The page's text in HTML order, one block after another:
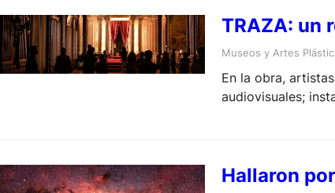
TRAZA: un
Museos y Artes
En la obra,
audiovisuales;
Hallaron